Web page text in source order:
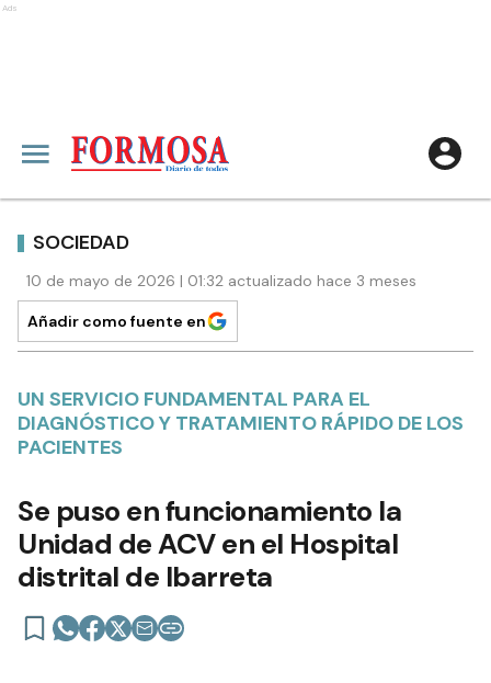
Ads
SOCIEDAD
10 de mayo de 2026 | 01:32 actualizado hace 3 meses
Añadir como fuente en
UN SERVICIO FUNDAMENTAL PARA EL
DIAGNÓSTICO Y TRATAMIENTO RÁPIDO DE LOS
PACIENTES
Se puso en funcionamiento la
Unidad de ACV en el Hospital
distrital de Ibarreta